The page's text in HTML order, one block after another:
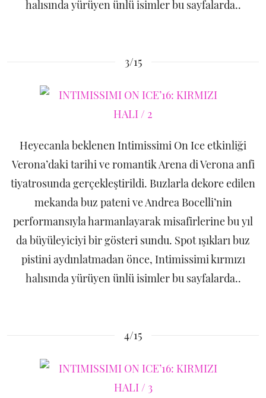
halısında yürüyen ünlü isimler bu sayfalarda..
3/15
Heyecanla beklenen Intimissimi On Ice etkinliği
Verona’daki tarihi ve romantik Arena di Verona anfi
tiyatrosunda gerçekleştirildi. Buzlarla dekore edilen
mekanda buz pateni ve Andrea Bocelli’nin
performansıyla harmanlayarak misafirlerine bu yıl
da büyüleyiciyi bir gösteri sundu. Spot ışıkları buz
pistini aydınlatmadan önce, Intimissimi kırmızı
halısında yürüyen ünlü isimler bu sayfalarda..
4/15